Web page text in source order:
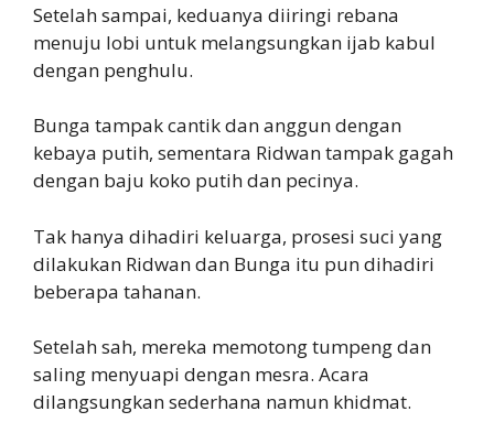
Setelah sampai, keduanya diiringi rebana
menuju lobi untuk melangsungkan ijab kabul
dengan penghulu.
Bunga tampak cantik dan anggun dengan
kebaya putih, sementara Ridwan tampak gagah
dengan baju koko putih dan pecinya.
Tak hanya dihadiri keluarga, prosesi suci yang
dilakukan Ridwan dan Bunga itu pun dihadiri
beberapa tahanan.
Setelah sah, mereka memotong tumpeng dan
saling menyuapi dengan mesra. Acara
dilangsungkan sederhana namun khidmat.